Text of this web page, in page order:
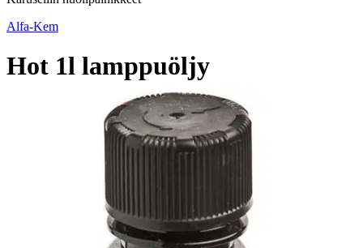
Alfa-Kem
Hot 1l lamppuöljy
Hinta ilman S-Etukorttia: